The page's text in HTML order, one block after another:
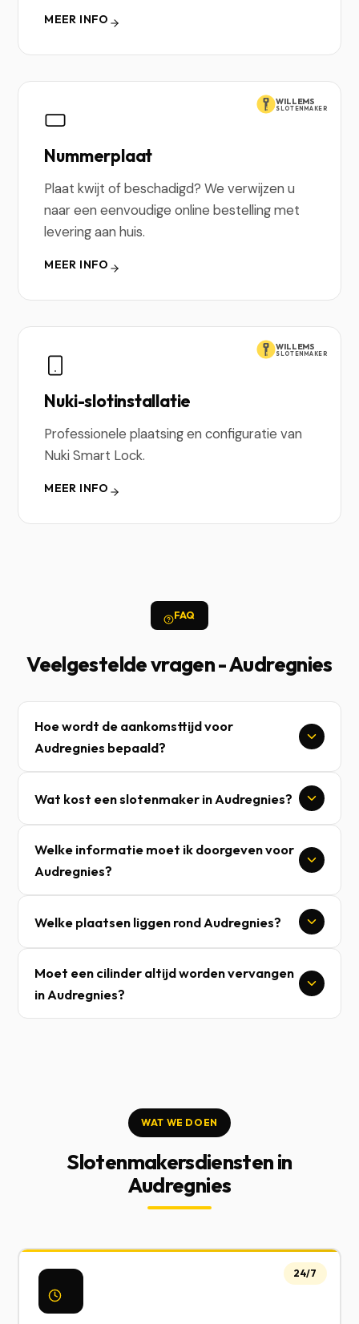
MEER INFO
WILLEMS
SLOTENMAKER
Nummerplaat
Plaat kwijt of beschadigd? We verwijzen u
naar een eenvoudige online bestelling met
levering aan huis.
MEER INFO
WILLEMS
SLOTENMAKER
Nuki-slotinstallatie
Professionele plaatsing en configuratie van
Nuki Smart Lock.
MEER INFO
FAQ
Veelgestelde vragen - Audregnies
Hoe wordt de aankomsttijd voor
Audregnies bepaald?
Wat kost een slotenmaker in Audregnies?
Welke informatie moet ik doorgeven voor
Audregnies?
Welke plaatsen liggen rond Audregnies?
Moet een cilinder altijd worden vervangen
in Audregnies?
WAT WE DOEN
Slotenmakersdiensten in
Audregnies
24/7